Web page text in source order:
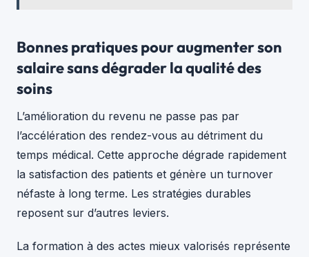
Bonnes pratiques pour augmenter son
salaire sans dégrader la qualité des
soins
L’amélioration du revenu ne passe pas par
l’accélération des rendez-vous au détriment du
temps médical. Cette approche dégrade rapidement
la satisfaction des patients et génère un turnover
néfaste à long terme. Les stratégies durables
reposent sur d’autres leviers.
La formation à des actes mieux valorisés représente